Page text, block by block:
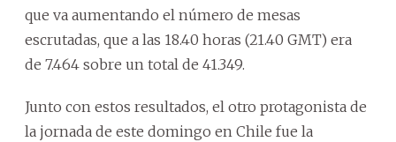
que va aumentando el número de mesas
escrutadas, que a las 18.40 horas (21.40 GMT) era
de 7.464 sobre un total de 41.349.
Junto con estos resultados, el otro protagonista de
la jornada de este domingo en Chile fue la